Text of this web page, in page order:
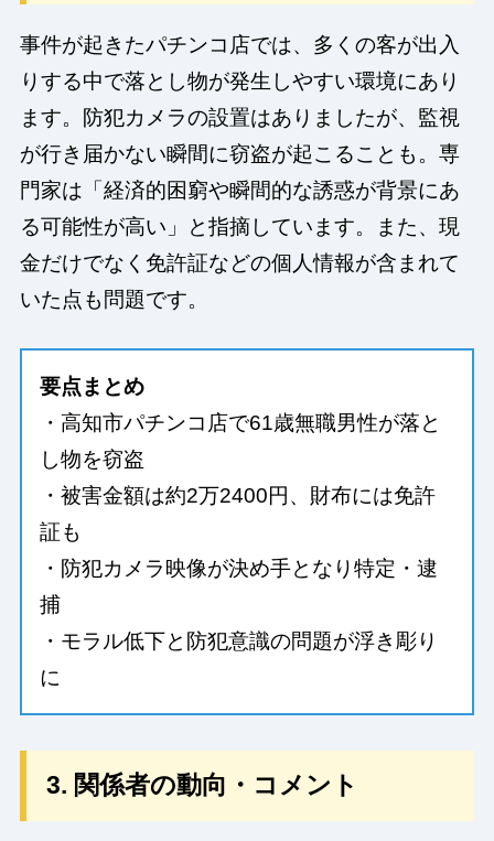
事件が起きたパチンコ店では、多くの客が出入
りする中で落とし物が発生しやすい環境にあり
ます。防犯カメラの設置はありましたが、監視
が行き届かない瞬間に窃盗が起こることも。専
門家は「経済的困窮や瞬間的な誘惑が背景にあ
る可能性が高い」と指摘しています。また、現
金だけでなく免許証などの個人情報が含まれて
いた点も問題です。
要点まとめ
・高知市パチンコ店で61歳無職男性が落と
し物を窃盗
・被害金額は約2万2400円、財布には免許
証も
・防犯カメラ映像が決め手となり特定・逮
捕
・モラル低下と防犯意識の問題が浮き彫り
に
3. 関係者の動向・コメント